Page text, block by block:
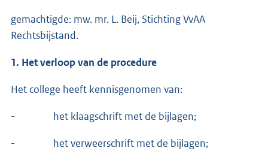
gemachtigde: mw. mr. L. Beij, Stichting VvAA
Rechtsbijstand.
1. Het verloop van de procedure
Het college heeft kennisgenomen van:
- het klaagschrift met de bijlagen;
- het verweerschrift met de bijlagen;